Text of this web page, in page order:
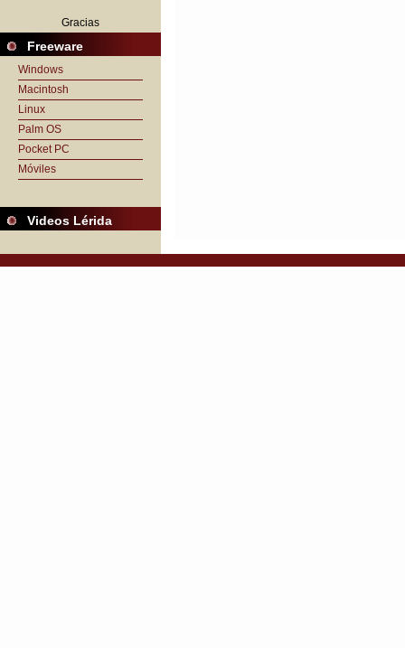
Gracias
Freeware
Windows
Macintosh
Linux
Palm OS
Pocket PC
Móviles
Videos Lérida